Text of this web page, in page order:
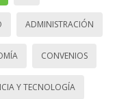
ADMINISTRACIÓN
CONVENIOS
Y TECNOLOGÍA